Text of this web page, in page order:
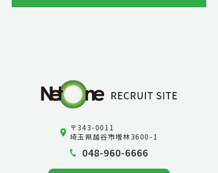
管理体制の整備・社員教育の徹底等の必要な措置を講じ、
メールや資料のご送付に利用いたします。
【個人情報の第三者への開示・提供の禁止】
当社は、お客さまよりお預かりした個人情報を適切に管理
し、次のいずれかに該当する場合を除き、個人情報を第三
お客さまの同意がある場合
〒343-0011
埼玉県越谷市増林3600-1
048-960-6666